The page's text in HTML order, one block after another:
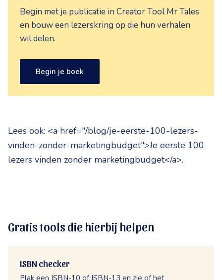
Begin met je publicatie in Creator Tool Mr Tales
en bouw een lezerskring op die hun verhalen
wil delen.
Begin je boek
Lees ook: <a href="/blog/je-eerste-100-lezers-
vinden-zonder-marketingbudget">Je eerste 100
lezers vinden zonder marketingbudget</a>.
Gratis tools die hierbij helpen
ISBN checker